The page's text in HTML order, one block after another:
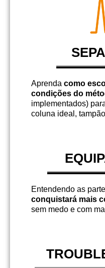
Aprenda como
condições do
implementados)
coluna ideal,
Entendendo as
conquistará mais
sem medo e com